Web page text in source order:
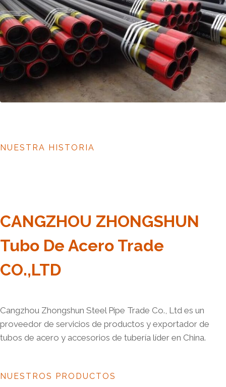
NUESTRA HISTORIA
CANGZHOU ZHONGSHUN
Tubo De Acero Trade
CO.,LTD
Cangzhou Zhongshun Steel Pipe Trade Co., Ltd es un
proveedor de servicios de productos y exportador de
tubos de acero y accesorios de tubería líder en China.
NUESTROS PRODUCTOS